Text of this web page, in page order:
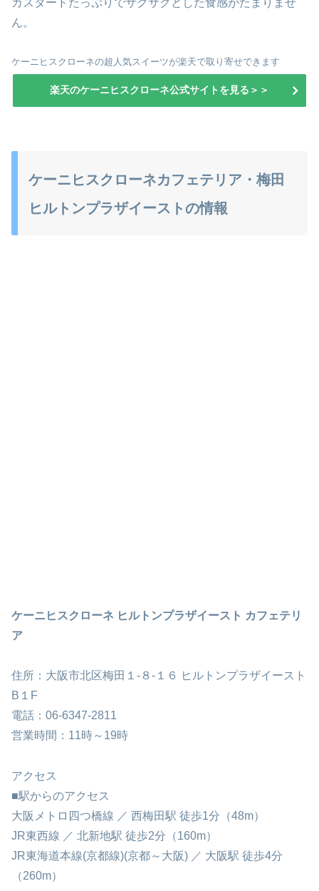
ん。
ケーニヒスクローネの超人気スイーツが楽天で取り寄せできます
楽天のケーニヒスクローネ公式サイトを見る＞＞
ケーニヒスクローネカフェテリア・梅田
ヒルトンプラザイーストの情報
ケーニヒスクローネ ヒルトンプラザイースト カフェテリ
ア
住所：大阪市北区梅田１-８-１６ ヒルトンプラザイースト
B１F
電話：06-6347-2811
営業時間：11時～19時
アクセス
■駅からのアクセス
大阪メトロ四つ橋線 ／ 西梅田駅 徒歩1分（48m）
JR東西線 ／ 北新地駅 徒歩2分（160m）
JR東海道本線(京都線)(京都～大阪) ／ 大阪駅 徒歩4分
（260m）